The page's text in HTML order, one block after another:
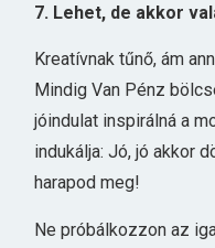
7. Lehet, de akkor
Kreatívnak tűnő, ám
Mindig Van Pénz
jóindulat inspirálná a
indukálja: Jó, jó akkor
harapod meg!
Ne próbálkozzon az